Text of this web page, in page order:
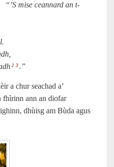
“’S mise ceannard an t-
2 3.”
a chur seachad a’
fhìrinn ann an diofar
dhùisg am Bùda agus